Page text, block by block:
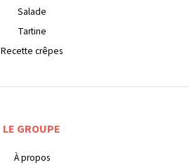
Salade
Tartine
Recette crêpes
LE GROUPE
À propos